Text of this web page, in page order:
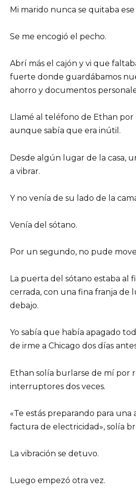
Mi marido nunca se quitaba ese
Se me encogió el pecho.
Abrí más el cajón y vi que
fuerte donde guardábamos
ahorro y documentos
Llamé al teléfono de Ethan
aunque sabía que era inútil.
Desde algún lugar de la casa,
a vibrar.
Y no venía de su lado de la
Venía del sótano.
Por un segundo, no pude
La puerta del sótano estaba al
cerrada, con una fina franja de
debajo.
Yo sabía que había apagado
de irme a Chicago dos días
Ethan solía burlarse de mí por
interruptores dos veces.
«Te estás preparando para una
factura de electricidad», solía
La vibración se detuvo.
Luego empezó otra vez.